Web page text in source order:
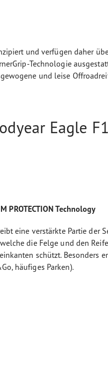
und verfügen daher
Technologie
und leise
Eagle
PROTECTION Technology
eine verstärkte Partie der
die Felge und den
schützt. Besonders
häufiges Parken).